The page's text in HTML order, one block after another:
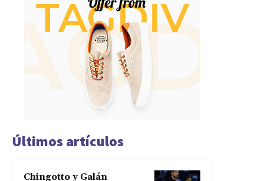
Últimos artículos
Chingotto y Galán